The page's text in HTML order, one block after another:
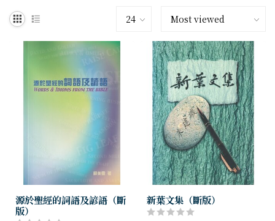
源於聖經的詞語及諺語（斷
版）
新葉文集（斷版）